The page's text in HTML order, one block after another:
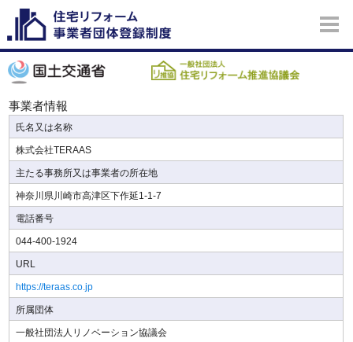
事業者情報
氏名又は名称
株式会社TERAAS
主たる事務所又は事業者の所在地
神奈川県川崎市高津区下作延1-1-7
電話番号
044-400-1924
URL
https://teraas.co.jp
所属団体
一般社団法人リノベーション協議会